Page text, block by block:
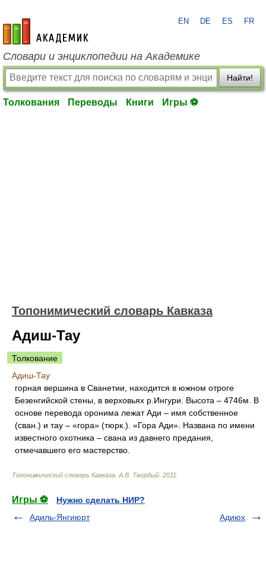
academic.ru
EN DE ES FR
Словари и энциклопедии на Академике
Найти!
Толкования Переводы Книги Игры ⚽
Топонимический словарь Кавказа
Адиш-Тау
Толкование
Адиш-Тау
горная вершина в Сванетии, находится в южном отроге
Безенгийской стены, в верховьях р.Ингури. Высота – 4746м. В
основе перевода оронима лежат Ади – имя собственное
(сван.) и тау – «гора» (тюрк.). «Гора Ади». Названа по имени
известного охотника – свана из давнего предания,
отмечавшего его мастерство.
Топонимический словарь Кавказа А.В. Твердый 2011
Игры ⚽
Нужно сделать НИР?
Адиль-Янгиюрт
Адиюх